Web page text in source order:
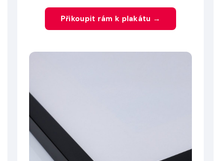
Přikoupit rám k plakátu →